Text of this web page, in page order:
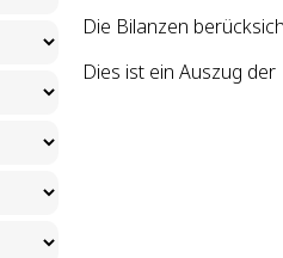
Die Bilanzen
Dies ist ein Auszug